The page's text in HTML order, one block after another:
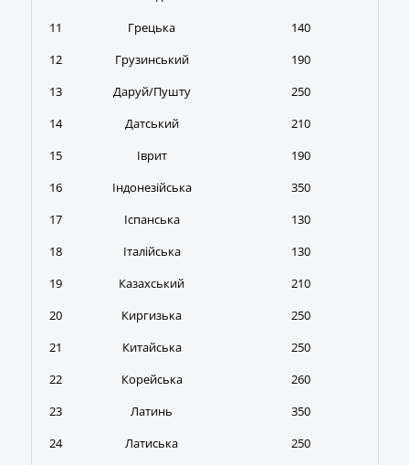
11
Грецька
140
12
Грузинський
190
13
Даруй/Пушту
250
14
Датський
210
15
Іврит
190
16
Індонезійська
350
17
Іспанська
130
18
Італійська
130
19
Казахський
210
20
Киргизька
250
21
Китайська
250
22
Корейська
260
23
Латинь
350
24
Латиська
250